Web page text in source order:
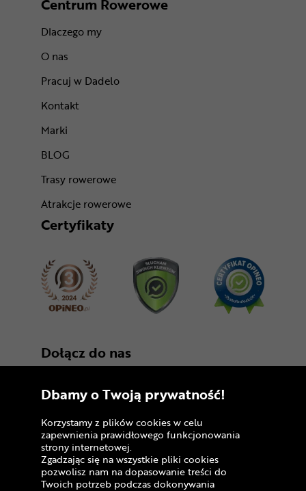
Centrum Rowerowe
Dlaczego my
O nas
Pracuj w Dadelo
Kontakt
Marki
BLOG
Trasy rowerowe
Atrakcje rowerowe
Certyfikaty
Dołącz do nas
Copyright © 2005 - 2026
Polityka prywatności i zasady korzystania z
Dbamy o Twoją prywatność!
Korzystamy z plików cookies w celu
zapewnienia prawidłowego funkcjonowania
strony internetowej.
Zgadzając się na wszystkie pliki cookies
pozwolisz nam na dopasowanie treści do
Twoich potrzeb podczas dokonywania